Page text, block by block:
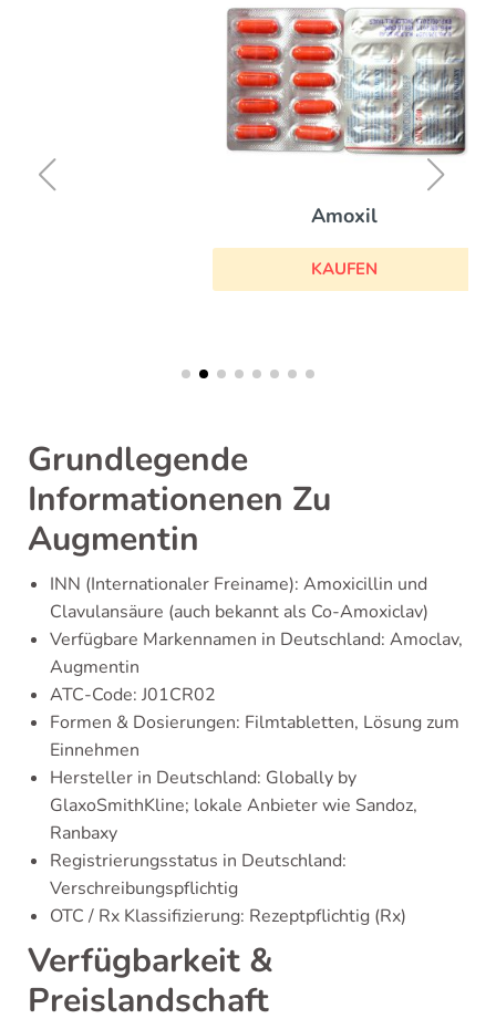
Grundlegende
Informationenen Zu
Augmentin
INN (Internationaler Freiname): Amoxicillin und
Clavulansäure (auch bekannt als Co-Amoxiclav)
Verfügbare Markennamen in Deutschland: Amoclav,
Augmentin
ATC-Code: J01CR02
Formen & Dosierungen: Filmtabletten, Lösung zum
Einnehmen
Hersteller in Deutschland: Globally by
GlaxoSmithKline; lokale Anbieter wie Sandoz,
Ranbaxy
Registrierungsstatus in Deutschland:
Verschreibungspflichtig
OTC / Rx Klassifizierung: Rezeptpflichtig (Rx)
Verfügbarkeit &
Preislandschaft